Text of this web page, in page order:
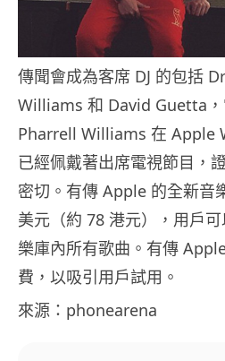
傳聞會成為客席 DJ 的包括
Williams 和 David Guetta
Pharrell Williams 在 Apple
已經佩戴著出席電視節目，
密切。有傳 Apple 的全新音
美元（約 78 港元），用戶
樂庫內所有歌曲。有傳
費，以吸引用戶試用。
來源：phonearena